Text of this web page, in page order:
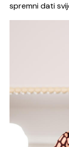
spremni dati